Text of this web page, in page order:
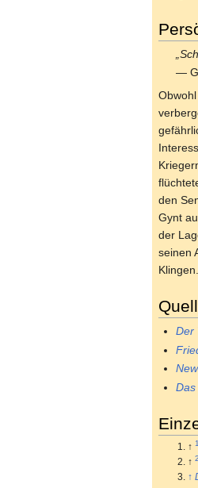
—
den
Gynt
der
seinen
Klingen.
Der
↑
↑
↑